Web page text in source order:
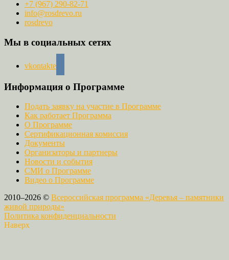
+7 (967) 290-82-71
info@rosdrevo.ru
rosdrevo
Мы в социальных сетях
vkontakte
Информация о Программе
Подать заявку на участие в Программе
Как работает Программа
О Программе
Сертификационная комиссия
Документы
Организаторы и партнеры
Новости и события
СМИ о Программе
Видео о Программе
2010–2026 © Всероссийская программа «Деревья – памятники
живой природы»
Политика конфиденциальности
Наверх